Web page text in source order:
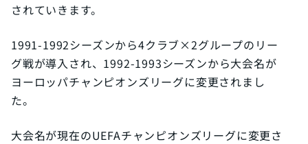
されていきます。
1991-1992シーズンから4クラブ×2グループのリー
グ戦が導入され、1992-1993シーズンから大会名が
ヨーロッパチャンピオンズリーグに変更されまし
た。
大会名が現在のUEFAチャンピオンズリーグに変更さ